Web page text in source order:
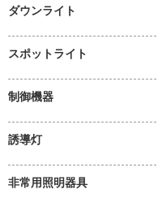
ダウンライト
スポットライト
制御機器
誘導灯
非常用照明器具